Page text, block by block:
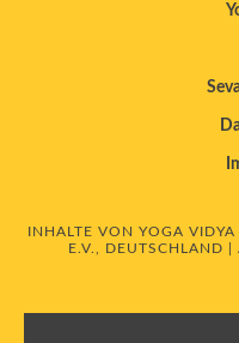
INHALTE VON YOGA
E.V., DEUTSCHLAND |